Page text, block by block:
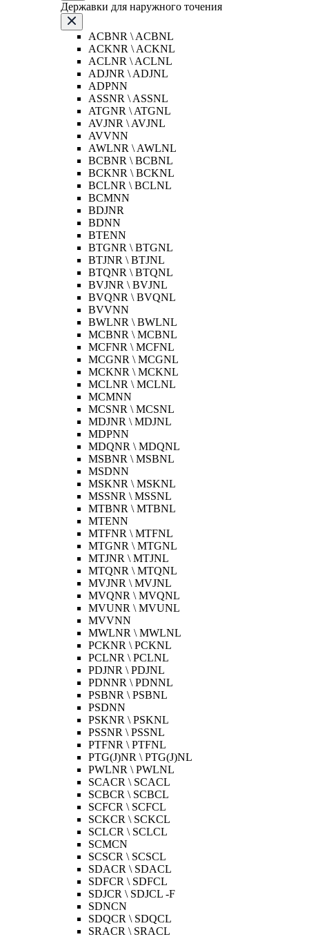
Державки для наружного точения
ACBNR \ ACBNL
ACKNR \ ACKNL
ACLNR \ ACLNL
ADJNR \ ADJNL
ADPNN
ASSNR \ ASSNL
ATGNR \ ATGNL
AVJNR \ AVJNL
AVVNN
AWLNR \ AWLNL
BCBNR \ BCBNL
BCKNR \ BCKNL
BCLNR \ BCLNL
BCMNN
BDJNR
BDNN
BTENN
BTGNR \ BTGNL
BTJNR \ BTJNL
BTQNR \ BTQNL
BVJNR \ BVJNL
BVQNR \ BVQNL
BVVNN
BWLNR \ BWLNL
MCBNR \ MCBNL
MCFNR \ MCFNL
MCGNR \ MCGNL
MCKNR \ MCKNL
MCLNR \ MCLNL
MCMNN
MCSNR \ MCSNL
MDJNR \ MDJNL
MDPNN
MDQNR \ MDQNL
MSBNR \ MSBNL
MSDNN
MSKNR \ MSKNL
MSSNR \ MSSNL
MTBNR \ MTBNL
MTENN
MTFNR \ MTFNL
MTGNR \ MTGNL
MTJNR \ MTJNL
MTQNR \ MTQNL
MVJNR \ MVJNL
MVQNR \ MVQNL
MVUNR \ MVUNL
MVVNN
MWLNR \ MWLNL
PCKNR \ PCKNL
PCLNR \ PCLNL
PDJNR \ PDJNL
PDNNR \ PDNNL
PSBNR \ PSBNL
PSDNN
PSKNR \ PSKNL
PSSNR \ PSSNL
PTFNR \ PTFNL
PTG(J)NR \ PTG(J)NL
PWLNR \ PWLNL
SCACR \ SCACL
SCBCR \ SCBCL
SCFCR \ SCFCL
SCKCR \ SCKCL
SCLCR \ SCLCL
SCMCN
SCSCR \ SCSCL
SDACR \ SDACL
SDFCR \ SDFCL
SDJCR \ SDJCL -F
SDNCN
SDQCR \ SDQCL
SRACR \ SRACL